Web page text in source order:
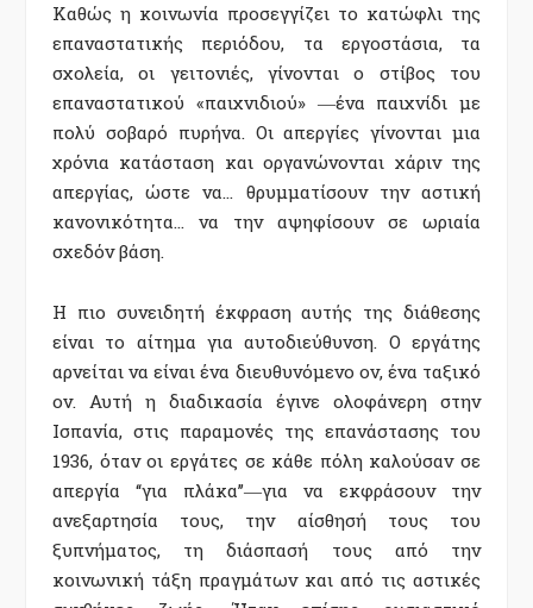
Καθώς η κοινωνία προσεγγίζει το κατώφλι της
επαναστατικής περιόδου, τα εργοστάσια, τα
σχολεία, οι γειτονιές, γίνονται ο στίβος του
επαναστατικού «παιχνιδιού» ―ένα παιχνίδι με
πολύ σοβαρό πυρήνα. Οι απεργίες γίνονται μια
χρόνια κατάσταση και οργανώνονται χάριν της
απεργίας, ώστε να… θρυμματίσουν την αστική
κανονικότητα… να την αψηφίσουν σε ωριαία
σχεδόν βάση.
Η πιο συνειδητή έκφραση αυτής της διάθεσης
είναι το αίτημα για αυτοδιεύθυνση. Ο εργάτης
αρνείται να είναι ένα διευθυνόμενο ον, ένα ταξικό
ον. Αυτή η διαδικασία έγινε ολοφάνερη στην
Ισπανία, στις παραμονές της επανάστασης του
1936, όταν οι εργάτες σε κάθε πόλη καλούσαν σε
απεργία ‘‘για πλάκα’’―για να εκφράσουν την
ανεξαρτησία τους, την αίσθησή τους του
ξυπνήματος, τη διάσπασή τους από την
κοινωνική τάξη πραγμάτων και από τις αστικές